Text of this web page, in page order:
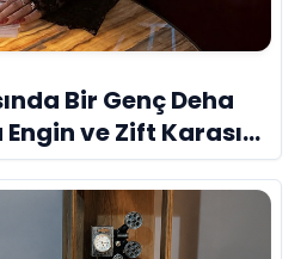
Bir Genç Deha
ve Zift Karası